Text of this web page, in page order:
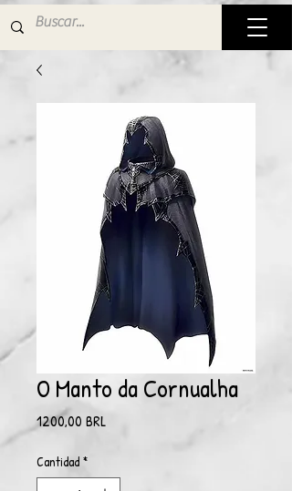
O Manto da Cornualha
1200,00 BRLPrecio
Cantidad *